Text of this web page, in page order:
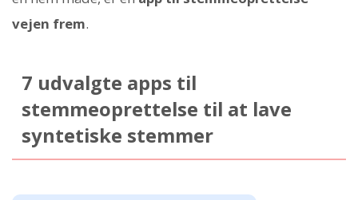
vejen frem.
7 udvalgte apps til
stemmeoprettelse til at lave
syntetiske stemmer